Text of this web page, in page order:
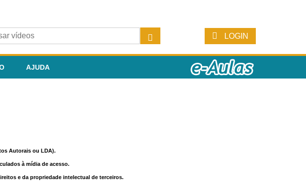
LOGIN
AJUDA
Autorais ou LDA).
à mídia de acesso.
e da propriedade intelectual de terceiros.